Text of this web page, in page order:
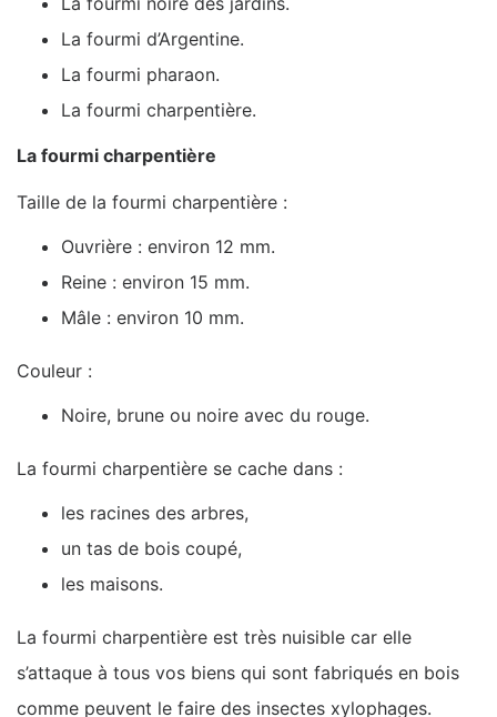
La fourmi d’Argentine.
La fourmi pharaon.
La fourmi charpentière.
La fourmi charpentière
Taille de la fourmi charpentière :
Ouvrière : environ 12 mm.
Reine : environ 15 mm.
Mâle : environ 10 mm.
Couleur :
Noire, brune ou noire avec du rouge.
La fourmi charpentière se cache dans :
les racines des arbres,
un tas de bois coupé,
les maisons.
La fourmi charpentière est très nuisible car elle
s’attaque à tous vos biens qui sont fabriqués en bois
comme peuvent le faire des insectes xylophages.